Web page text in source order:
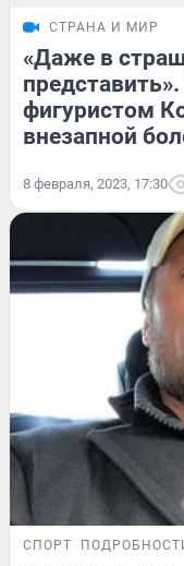
СТРАНА И МИР
«Даже в
фигуристом
внезапной
8 февраля, 2023, 17:30
СПОРТ